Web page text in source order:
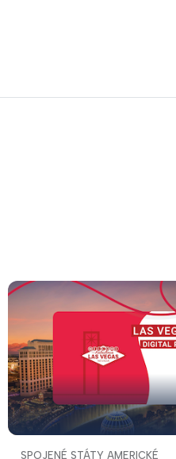
SPOJENÉ STÁTY AMERICKÉ